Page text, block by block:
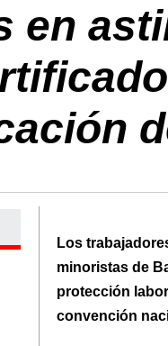
en
Los
minoristas de
protección
convención